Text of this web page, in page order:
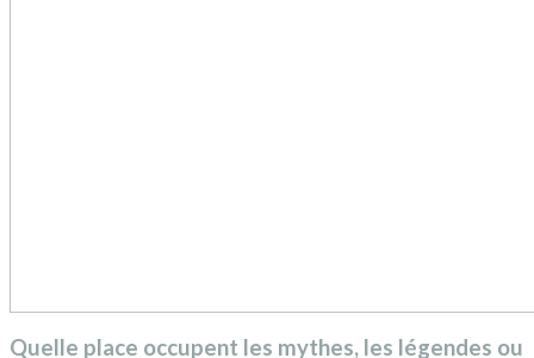
Quelle place occupent les mythes, les légendes ou